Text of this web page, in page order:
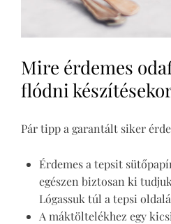
Mire érdemes
flódni
Pár tipp a garantált siker
Érdemes a tepsit
egészen biztosan ki
Lógassuk túl a tepsi
A máktöltelékhez egy